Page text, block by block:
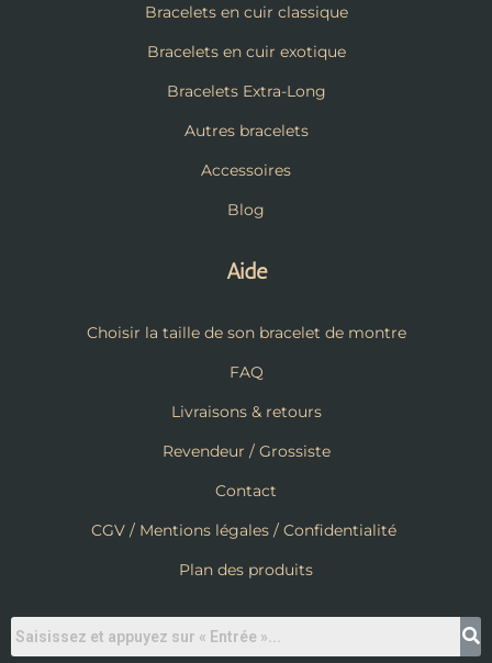
Bracelets en cuir classique
Bracelets en cuir exotique
Bracelets Extra-Long
Autres bracelets
Accessoires
Blog
Aide
Choisir la taille de son bracelet de montre
FAQ
Livraisons & retours
Revendeur / Grossiste
Contact
CGV / Mentions légales / Confidentialité
Plan des produits